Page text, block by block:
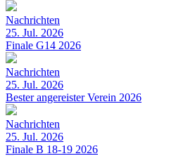
Nachrichten
25. Jul. 2026
Finale G14 2026
Nachrichten
25. Jul. 2026
Bester angereister Verein 2026
Nachrichten
25. Jul. 2026
Finale B 18-19 2026